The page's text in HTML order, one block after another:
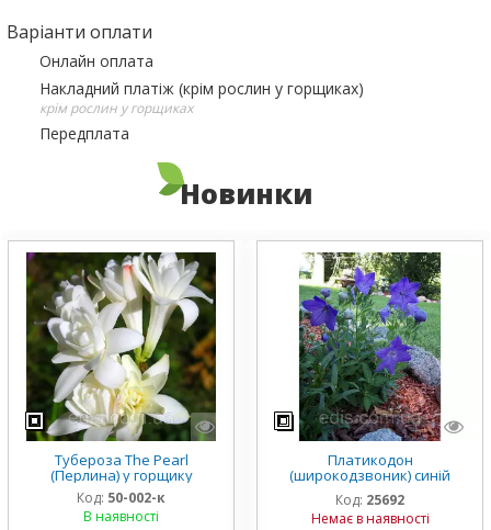
Варіанти оплати
Онлайн оплата
Накладний платіж (крім рослин у горщиках)
крім рослин у горщиках
Передплата
Новинки
Тубероза The Pearl
(Перлина) у горщику
Код: 50-002-к
В наявності
Платикодон
(широкодзвоник) синій
низькорослий Mariesii у
горщику
Код: 25692
Немає в наявності